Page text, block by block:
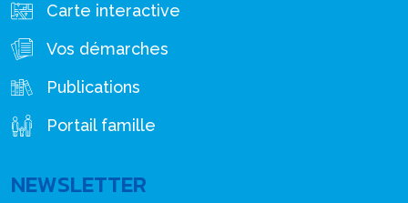
Carte interactive
Vos démarches
Publications
Portail famille
NEWSLETTER